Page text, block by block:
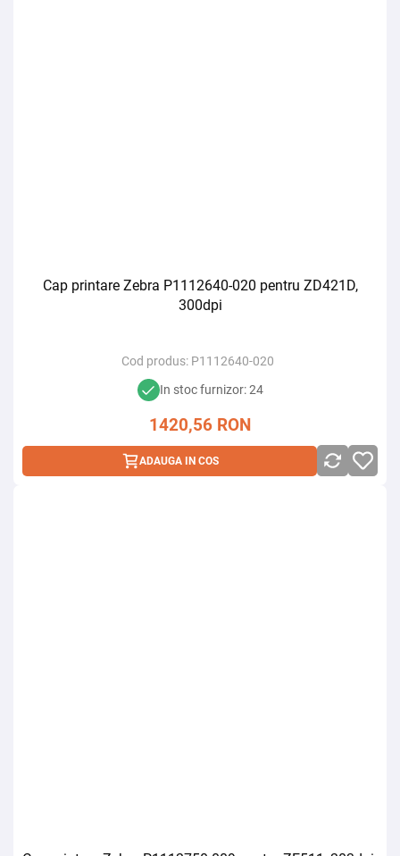
Cap printare Zebra P1112640-020 pentru ZD421D,
300dpi
Cod produs: P1112640-020
In stoc furnizor: 24
1420,56 RON
ADAUGA IN COS